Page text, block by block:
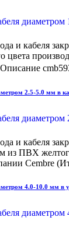
и кабеля
цвета
2.5-5.0 мм в
и кабеля
из ПВХ
Cembre
4.0-10.0 мм в